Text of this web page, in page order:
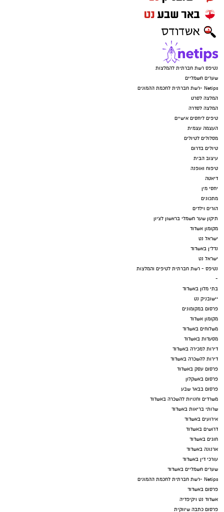
נטיפס רשת חברתית להמלצות
שערים חשמליים
Netips -רשת חברתית לחכמת ההמונים
המלצה לסרט
המלצה לסדרה
טיפים ליחסים אישיים
העצמה עצמית
מסלולים לטיולים
טיולים בדרום
עיצוב הבית
טיפוח ואופנה
דיאטה
יחסי מין
מתכונים
הורים וילדים
תיקון שער חשמלי בראשון לציון
מקומון אשדוד
ישראל נט
נדל"ן באשדוד
ישראל נט
נטיפס - רשת חברתית לטיפים והמלצות
-
בתי מלון באשדוד
יישובניק נט
פרסום במקומונים
מקומון אשדוד
משלוחים באשדוד
מסעדות באשדוד
דירות למכירה באשדוד
דירות להשכרה באשדוד
פרסום עסק באשדוד
פרסום באשקלון
פרסום בבאר שבע
משרדים וחנויות להשכרה באשדוד
שרותי בריאות באשדוד
אירועים באשדוד
דרושים באשדוד
חוגים באשדוד
ארנונה באשדוד
עורכי דין באשדוד
שערים חשמליים באשדוד
Netips -רשת חברתית לחכמת ההמונים
פרסום באשדוד
אשדוד נט ויקיפדיה
פרסום כתבה שיווקית